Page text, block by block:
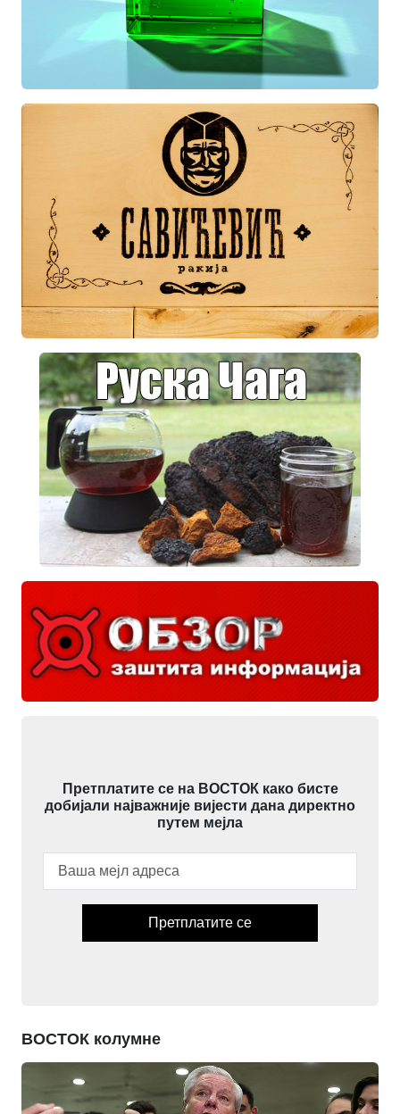
Претплатите се на ВОСТОК како бисте
добијали најважније вијести дана директно
путем мејла
Претплатите се
ВОСТОК колумне